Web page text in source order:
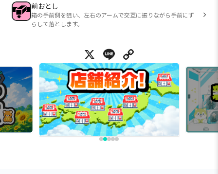
前おとし
箱の手前側を狙い、左右のアームで交互に振りながら手前にず
らして落とします。
X Line